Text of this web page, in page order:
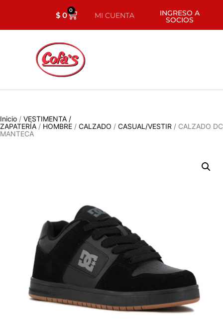
$0 0
MI CUENTA INGRESO A
SOCIOS
Inicio / VESTIMENTA /
ZAPATERÍA / HOMBRE / CALZADO / CASUAL/VESTIR / CALZADO DC
MANTECA